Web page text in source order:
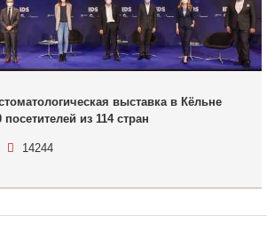
выставка в Кёльне
из 114 стран
14244